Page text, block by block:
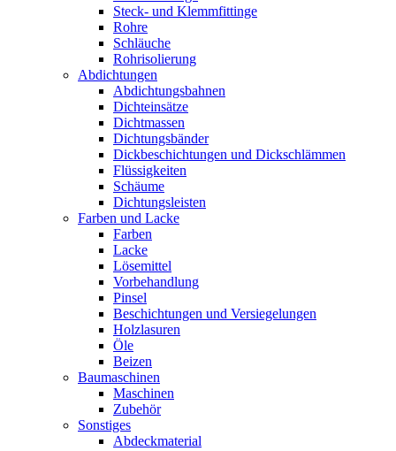
Steck- und Klemmfittinge
Rohre
Schläuche
Rohrisolierung
Abdichtungen
Abdichtungsbahnen
Dichteinsätze
Dichtmassen
Dichtungsbänder
Dickbeschichtungen und Dickschlämmen
Flüssigkeiten
Schäume
Dichtungsleisten
Farben und Lacke
Farben
Lacke
Lösemittel
Vorbehandlung
Pinsel
Beschichtungen und Versiegelungen
Holzlasuren
Öle
Beizen
Baumaschinen
Maschinen
Zubehör
Sonstiges
Abdeckmaterial